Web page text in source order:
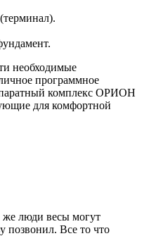
необходимые
программное
комплекс ОРИОН
для комфортной
люди весы могут
позвонил. Все то что